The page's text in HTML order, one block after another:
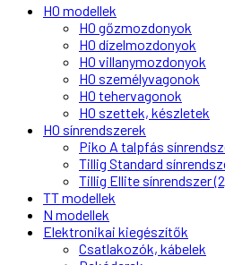
H0 modellek
H0 gőzmozdonyok
H0 dízelmozdonyok
H0 villanymozdonyok
H0 személyvagonok
H0 tehervagonok
H0 szettek, készletek
H0 sínrendszerek
Piko A talpfás
Tillig Standard
Tillig Ellite sínrendszer
TT modellek
N modellek
Elektronikai kiegészítők
Csatlakozók, kábelek